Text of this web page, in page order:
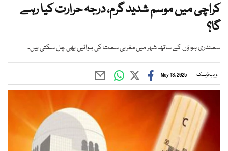
کراچی میں موسم شدید گرم، درجہ حرارت کیا رہے
گا؟
سمندری ہواؤں کے ساتھ شہر میں مغربی سمت کی ہوائیں بھی چل سکتی ہیں۔
ویب ڈیسک May 18, 2025